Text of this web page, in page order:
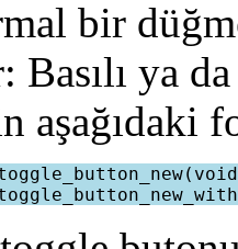
bir
Basılı ya
aşağıdaki